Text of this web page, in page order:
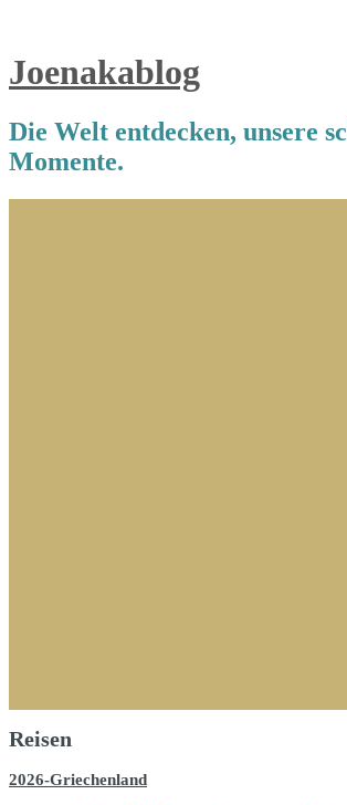
Joenakablog
Die Welt entdecken, unsere
Momente.
Reisen
2026-Griechenland